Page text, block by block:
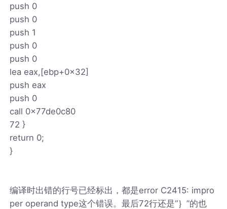
push 0
push 0
push 1
push 0
push 0
lea eax,[ebp+0x32]
push eax
push 0
call 0x77de0c80
72 }
return 0;
}
编译时出错的行号已经标出，都是error C2415: impro
per operand type这个错误。最后72行还是“｝”的也